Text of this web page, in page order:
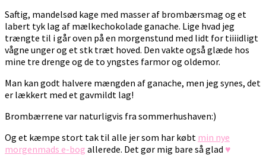
Saftig, mandelsød kage med masser af brombærsmag og et
labert tyk lag af mælkechokolade ganache. Lige hvad jeg
trængte til i går oven på en morgenstund med lidt for tiiiidligt
vågne unger og et stk træt hoved. Den vakte også glæde hos
mine tre drenge og de to yngstes farmor og oldemor.
Man kan godt halvere mængden af ganache, men jeg synes, det
er lækkert med et gavmildt lag!
Brombærrene var naturligvis fra sommerhushaven:)
Og et kæmpe stort tak til alle jer som har købt min nye
morgenmads e-bog allerede. Det gør mig bare så glad ♥